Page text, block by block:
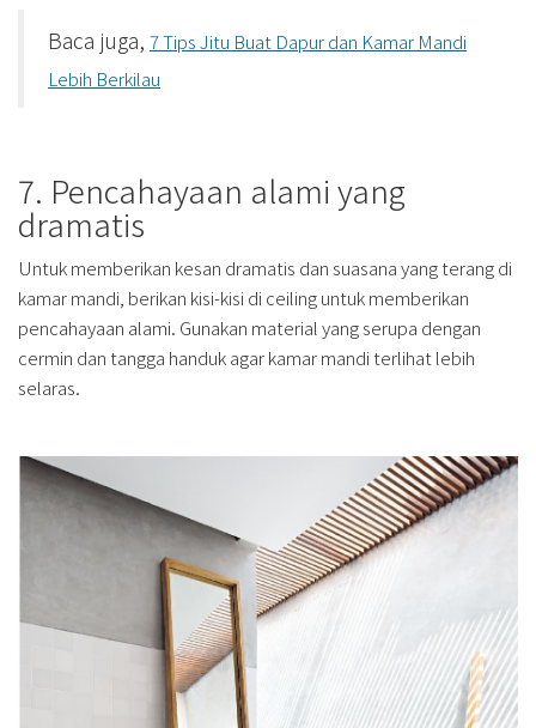
Baca juga, 7 Tips Jitu Buat Dapur dan Kamar Mandi
Lebih Berkilau
7. Pencahayaan alami yang
dramatis
Untuk memberikan kesan dramatis dan suasana yang terang di
kamar mandi, berikan kisi-kisi di ceiling untuk memberikan
pencahayaan alami. Gunakan material yang serupa dengan
cermin dan tangga handuk agar kamar mandi terlihat lebih
selaras.